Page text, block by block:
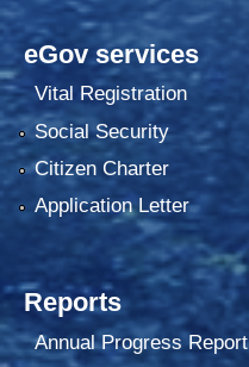
eGov services
Vital Registration
Social Security
Citizen Charter
Application Letter
Reports
Annual Progress Report